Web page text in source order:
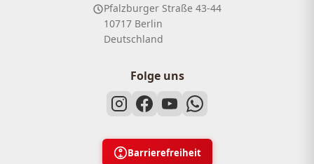
Pfalzburger Straße 43-44
10717 Berlin
Deutschland
Folge uns
Barrierefreiheit